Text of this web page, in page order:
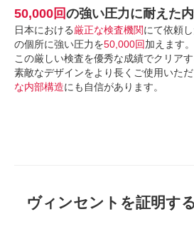
50,000回の強い圧力に耐えた
日本における厳正な検査機関にて依頼
の個所に強い圧力を50,000回加えます。
この厳しい検査を優秀な成績でクリアす
素敵なデザインをより長くご使用いただ
な内部構造にも自信があります。
ヴィンセントを証明する